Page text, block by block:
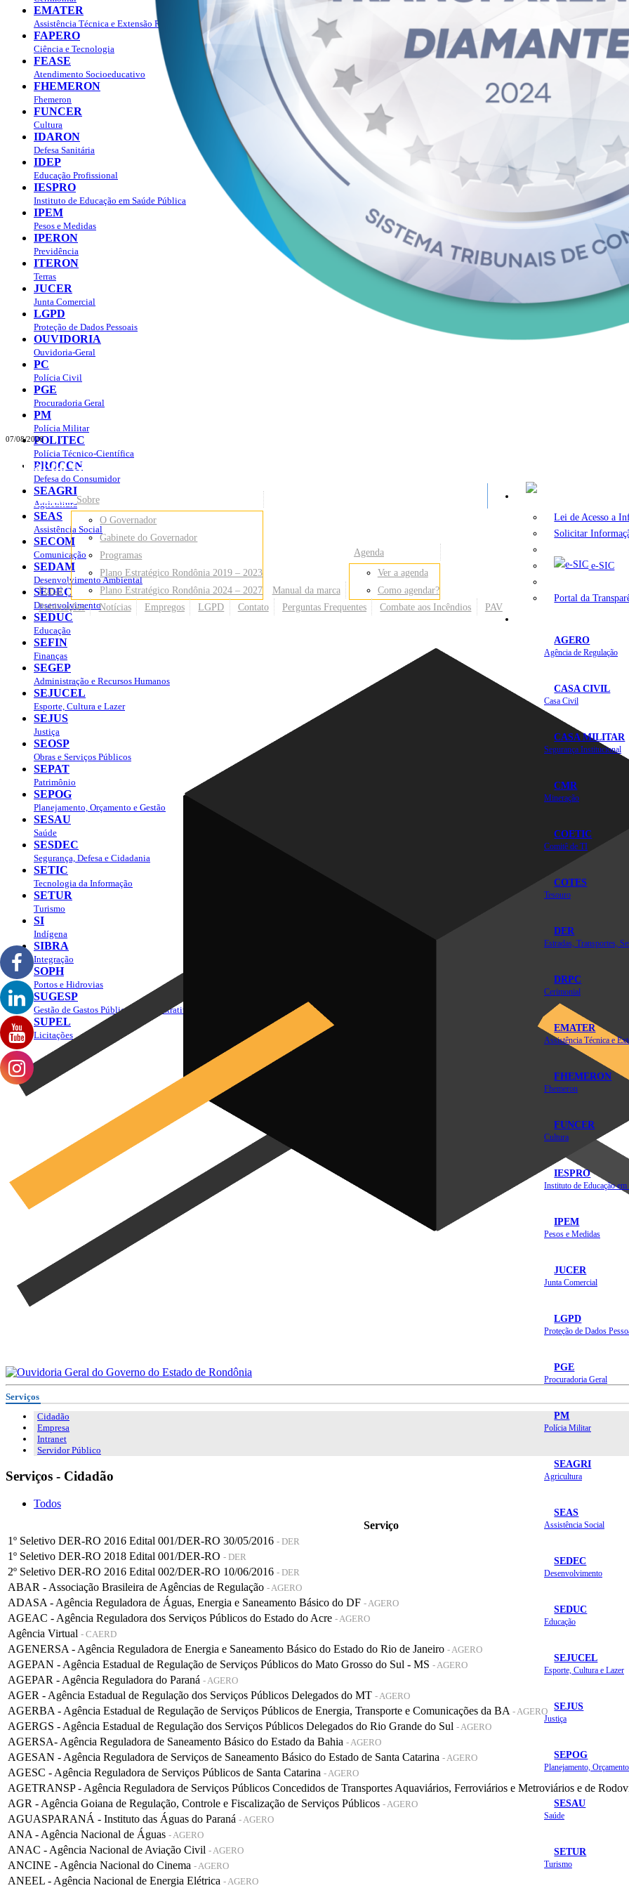
07/08/2026
Portal do Governo do
Governode Rondônia
Lei de Acesso a
Solicitar
e-SIC
Portal da
AGERO
Agência de Regulação
CASA CIVIL
Casa Civil
CASA MILITAR
Segurança Institucional
CMR
Mineração
COETIC
Comitê de TI
COTES
Tesouro
DER
DRPC
Cerimonial
EMATER
FHEMERON
Fhemeron
FUNCER
Cultura
IESPRO
IPEM
Pesos e Medidas
JUCER
Junta Comercial
LGPD
Proteção de Dados
PGE
Procuradoria Geral
PM
Polícia Militar
SEAGRI
Agricultura
SEAS
Assistência Social
SEDEC
Desenvolvimento
SEDUC
Educação
SEJUCEL
Esporte, Cultura e Lazer
SEJUS
Justiça
SEPOG
SESAU
Saúde
SETUR
Turismo
Portal
Sobre
O Governador
Gabinete do Governador
Programas
Plano Estratégico Rondônia 2019 – 2023
Plano Estratégico Rondônia 2024 – 2027
Manual da marca
Agenda
Ver a agenda
Como agendar?
Publicações
Notícias Empregos LGPD Contato Perguntas Frequentes Combate aos Incêndios PAV
EMATER
Assistência Técnica e Extensão Rural
FAPERO
Ciência e Tecnologia
FEASE
Atendimento Socioeducativo
FHEMERON
Fhemeron
FUNCER
Cultura
IDARON
Defesa Sanitária
IDEP
Educação Profissional
IESPRO
Instituto de Educação em Saúde Pública
IPEM
Pesos e Medidas
IPERON
Previdência
ITERON
Terras
JUCER
Junta Comercial
LGPD
Proteção de Dados Pessoais
OUVIDORIA
Ouvidoria-Geral
PC
Polícia Civil
PGE
Procuradoria Geral
PM
Polícia Militar
POLITEC
Polícia Técnico-Científica
PROCON
Defesa do Consumidor
SEAGRI
Agricultura
SEAS
Assistência Social
SECOM
Comunicação
SEDAM
Desenvolvimento Ambiental
SEDEC
Desenvolvimento
SEDUC
Educação
SEFIN
Finanças
SEGEP
Administração e Recursos Humanos
SEJUCEL
Esporte, Cultura e Lazer
SEJUS
Justiça
SEOSP
Obras e Serviços Públicos
SEPAT
Patrimônio
SEPOG
Planejamento, Orçamento e Gestão
SESAU
Saúde
SESDEC
Segurança, Defesa e Cidadania
SETIC
Tecnologia da Informação
SETUR
Turismo
SI
Indígena
SIBRA
Integração
SOPH
Portos e Hidrovias
SUGESP
Gestão de Gastos Públicos Administrativos
SUPEL
Licitações
Serviços
Cidadão
Empresa
Intranet
Servidor Público
Serviços - Cidadão
Todos
Serviço
1º Seletivo DER-RO 2016 Edital 001/DER-RO 30/05/2016 - DER
1º Seletivo DER-RO 2018 Edital 001/DER-RO - DER
2º Seletivo DER-RO 2016 Edital 002/DER-RO 10/06/2016 - DER
ABAR - Associação Brasileira de Agências de Regulação - AGERO
ADASA - Agência Reguladora de Águas, Energia e Saneamento Básico do DF - AGERO
AGEAC - Agência Reguladora dos Serviços Públicos do Estado do Acre - AGERO
Agência Virtual - CAERD
AGENERSA - Agência Reguladora de Energia e Saneamento Básico do Estado do Rio de Janeiro - AGERO
AGEPAN - Agência Estadual de Regulação de Serviços Públicos do Mato Grosso do Sul - MS - AGERO
AGEPAR - Agência Reguladora do Paraná - AGERO
AGER - Agência Estadual de Regulação dos Serviços Públicos Delegados do MT - AGERO
AGERBA - Agência Estadual de Regulação de Serviços Públicos de Energia, Transporte e Comunicações da BA - AGERO
AGERGS - Agência Estadual de Regulação dos Serviços Públicos Delegados do Rio Grande do Sul - AGERO
AGERSA- Agência Reguladora de Saneamento Básico do Estado da Bahia - AGERO
AGESAN - Agência Reguladora de Serviços de Saneamento Básico do Estado de Santa Catarina - AGERO
AGESC - Agência Reguladora de Serviços Públicos de Santa Catarina - AGERO
AGETRANSP - Agência Reguladora de Serviços Públicos Concedidos de Transportes Aquaviários, Ferroviários e Metroviários e de
AGR - Agência Goiana de Regulação, Controle e Fiscalização de Serviços Públicos - AGERO
AGUASPARANÁ - Instituto das Águas do Paraná - AGERO
ANA - Agência Nacional de Águas - AGERO
ANAC - Agência Nacional de Aviação Civil - AGERO
ANCINE - Agência Nacional do Cinema - AGERO
ANEEL - Agência Nacional de Energia Elétrica - AGERO